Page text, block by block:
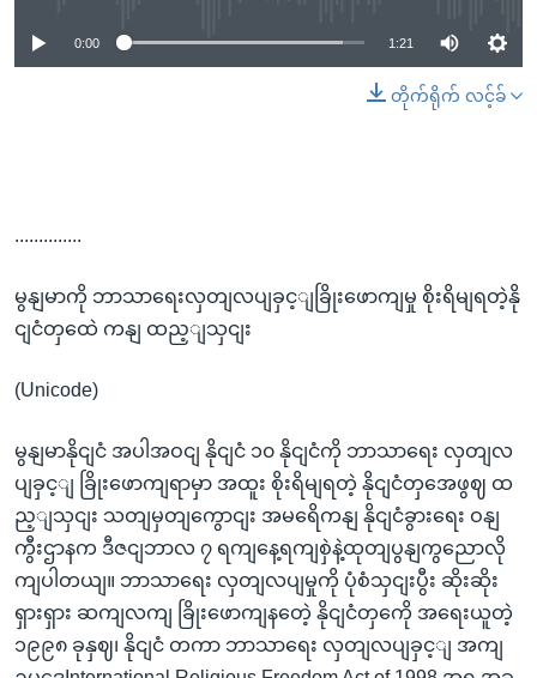
0:00 1:21
တိုက်ရိုက် လင့်ခ်
..............
မွနျမာကို ဘာသာရေးလှတျလပျခှင့ျခြိုးဖောကျမှု စိုးရိမျရတဲ့နို
ငျငံတှထေဲ ကနျ ထည့ျသှငျး
(Unicode)
မွနျမာနိုငျငံ အပါအဝငျ နိုငျငံ ၁၀ နိုငျငံကို ဘာသာရေး လှတျလ
ပျခှင့ျ ခြိုးဖောကျရာမှာ အထူး စိုးရိမျရတဲ့ နိုငျငံတှအေဖွဈ ထ
ည့ျသှငျး သတျမှတျကွောငျး အမရေိကနျ နိုငျငံခွားရေး ဝနျ
ကွီးဌာနက ဒီဇငျဘာလ ၇ ရကျနေ့ရကျစှဲနဲ့ထုတျပွနျကွညောလို
ကျပါတယျ။ ဘာသာရေး လှတျလပျမှုကို ပုံစံသှငျးပွီး ဆိုးဆိုး
ရှားရှား ဆကျလကျ ခြိုးဖောကျနတေဲ့ နိုငျငံတှကေို အရေးယူတဲ့
၁၉၉၈ ခုနှဈ၊ နိုငျငံ တကာ ဘာသာရေး လှတျလပျခှင့ျ အကျ